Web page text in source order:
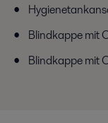
Blindkappe mit
Blindkappe mit